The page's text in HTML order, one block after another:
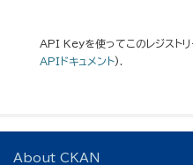
API Keyを使ってこのレジストリ
APIドキュメント).
About CKAN